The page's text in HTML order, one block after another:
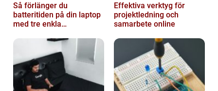
Så förlänger du
batteritiden på din laptop
med tre enkla
Effektiva verktyg för
projektledning och
samarbete online